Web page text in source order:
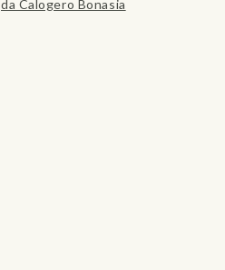
da Calogero Bonasia